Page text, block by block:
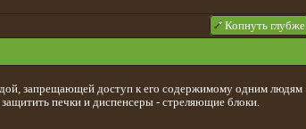
Копнуть глубже
запрещающей доступ к его содержимому одним людям
печки и диспенсеры - стреляющие блоки.